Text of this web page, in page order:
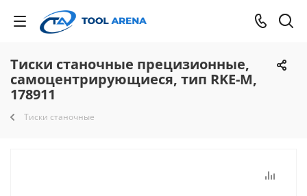
Тиски станочные прецизионные,
самоцентрирующиеся, тип RKE-M,
178911
Тиски станочные